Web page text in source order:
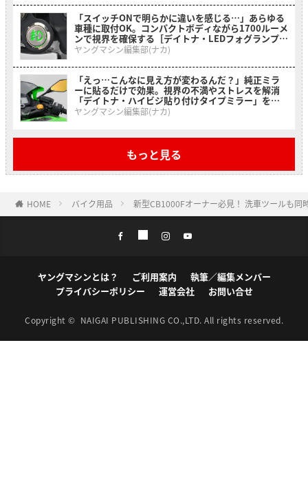
「スイッチONで明らかに違いを感じる…」あらゆる
車種に取付OK。コンパクトボディながら1700ルーメ
ンで視界を確保する［デイトナ・LEDフォグランプユ
ニット プレシャスレイ スモール］
ヤングマシン編集部(ナカ)
「えっ…こんなに見え方が変わるんだ？」純正ミラ
ーに貼るだけで効果。視界の不満やストレスを解消
「デイトナ・ハイビジ貼り付けタイプミラー」を紹
介！
ヤングマシン編集部(ナカ)
もっと見る
HOME バイク用品 新型CB1000Fオーナー必見！ 洗車ツールも
ヤングマシンとは？ ご利用案内
執筆／編集メンバー
プライバシーポリシー
運営会社 お問い合せ
Copyright © NAIGAI PUBLISHING CO.,LTD. All rights reserved.